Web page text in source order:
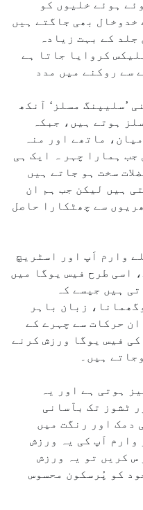
ہوئے خلیوں کو
خدوخال بھی جاگتے ہیں
کے بہت زیادہ
کروایا جاتا ہے
سے روکنے میں مدد
’سلیپنگ مسلز‘ آنکھ
ہوتے ہیں، جبکہ
ماتھے اور منہ
جب ہمارا چہر ہ ایک ہی
سخت ہو جاتے ہیں
ہیں لیکن جب ہم ان
سے چھٹکارا حاصل
وارم اَپ اور اسٹریچ
اسی طرح فیس یوگا میں
ہیں جیسے کہ
زبان باہر
ان حرکات سے چہرے کے
کی فیس یوگا ورزش کرنے
ہیں۔
ہوتی ہے اور یہ
ٹشوز تک بآسانی
دمک اور رنگت میں
ایک سے ۳؍ بار وارم اَپ کی یہ ورزش
س کریں تو یہ ورزش
کو پُرسکون محسوس